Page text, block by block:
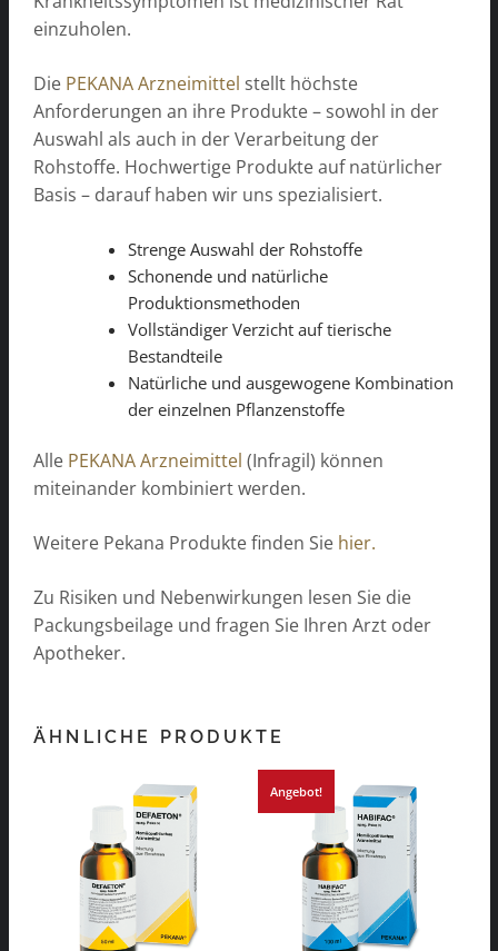
einzuholen.
Die PEKANA Arzneimittel stellt höchste
Anforderungen an ihre Produkte – sowohl in der
Auswahl als auch in der Verarbeitung der
Rohstoffe. Hochwertige Produkte auf natürlicher
Basis – darauf haben wir uns spezialisiert.
Strenge Auswahl der Rohstoffe
Schonende und natürliche
Produktionsmethoden
Vollständiger Verzicht auf tierische
Bestandteile
Natürliche und ausgewogene Kombination
der einzelnen Pflanzenstoffe
Alle PEKANA Arzneimittel (Infragil) können
miteinander kombiniert werden.
Weitere Pekana Produkte finden Sie hier.
Zu Risiken und Nebenwirkungen lesen Sie die
Packungsbeilage und fragen Sie Ihren Arzt oder
Apotheker.
ÄHNLICHE PRODUKTE
Angebot!